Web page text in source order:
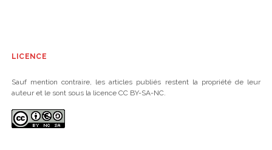
LICENCE
Sauf mention contraire, les articles publiés restent la propriété de leur
auteur et le sont sous la licence CC BY-SA-NC.